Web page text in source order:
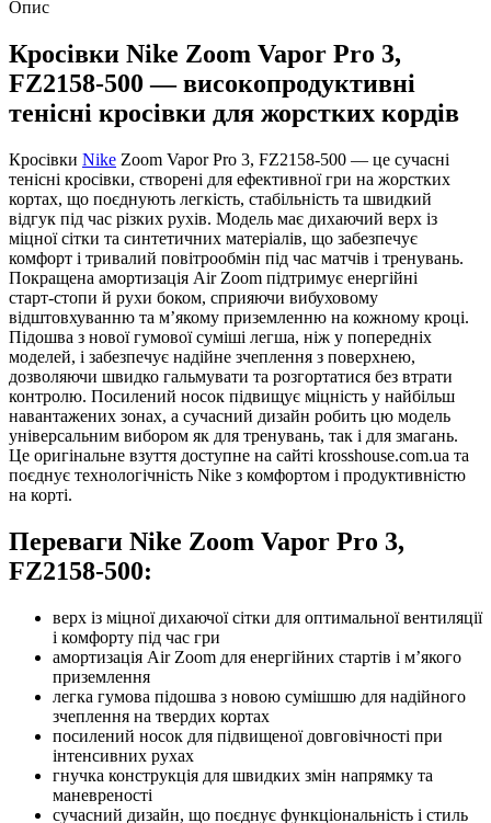
Опис
Кросівки Nike Zoom Vapor Pro 3,
FZ2158‑500 — високопродуктивні
тенісні кросівки для жорстких кордів
Кросівки Nike Zoom Vapor Pro 3, FZ2158‑500 — це сучасні
тенісні кросівки, створені для ефективної гри на жорстких
кортах, що поєднують легкість, стабільність та швидкий
відгук під час різких рухів. Модель має дихаючий верх із
міцної сітки та синтетичних матеріалів, що забезпечує
комфорт і тривалий повітрообмін під час матчів і тренувань.
Покращена амортизація Air Zoom підтримує енергійні
старт‑стопи й рухи боком, сприяючи вибуховому
відштовхуванню та м’якому приземленню на кожному кроці.
Підошва з нової гумової суміші легша, ніж у попередніх
моделей, і забезпечує надійне зчеплення з поверхнею,
дозволяючи швидко гальмувати та розгортатися без втрати
контролю. Посилений носок підвищує міцність у найбільш
навантажених зонах, а сучасний дизайн робить цю модель
універсальним вибором як для тренувань, так і для змагань.
Це оригінальне взуття доступне на сайті krosshouse.com.ua та
поєднує технологічність Nike з комфортом і продуктивністю
на корті.
Переваги Nike Zoom Vapor Pro 3,
FZ2158‑500:
верх із міцної дихаючої сітки для оптимальної вентиляції
і комфорту під час гри
амортизація Air Zoom для енергійних стартів і м’якого
приземлення
легка гумова підошва з новою сумішшю для надійного
зчеплення на твердих кортах
посилений носок для підвищеної довговічності при
інтенсивних рухах
гнучка конструкція для швидких змін напрямку та
маневреності
сучасний дизайн, що поєднує функціональність і стиль